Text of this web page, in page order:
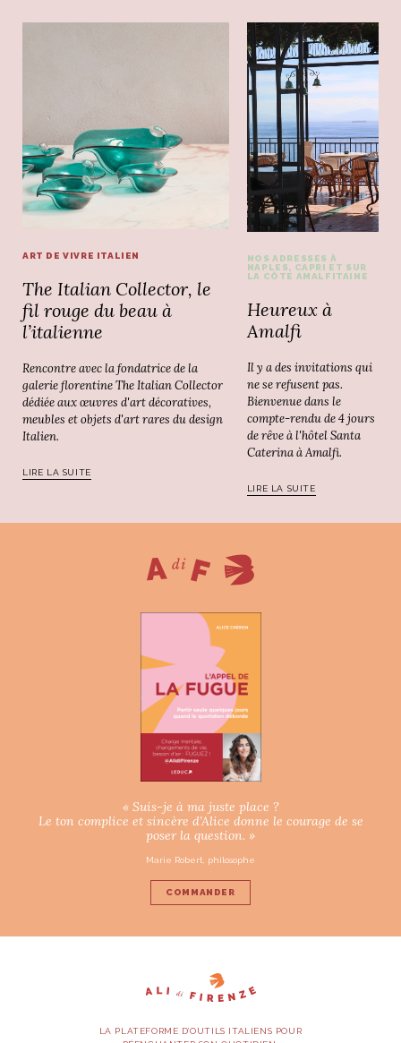
ART DE VIVRE ITALIEN
The Italian Collector, le
fil rouge du beau à
l’italienne
Rencontre avec la fondatrice de la
galerie florentine The Italian Collector
dédiée aux œuvres d'art décoratives,
meubles et objets d'art rares du design
Italien.
LIRE LA SUITE
NOS ADRESSES À
NAPLES, CAPRI ET SUR
LA CÔTE AMALFITAINE
Heureux à
Amalfi
Il y a des invitations qui
ne se refusent pas.
Bienvenue dans le
compte-rendu de 4 jours
de rêve à l'hôtel Santa
Caterina à Amalfi.
LIRE LA SUITE
« Suis-je à ma juste place ?
Le ton complice et sincère d’Alice donne le courage de se
poser la question. »
Marie Robert, philosophe
COMMANDER
LA PLATEFORME D’OUTILS ITALIENS POUR